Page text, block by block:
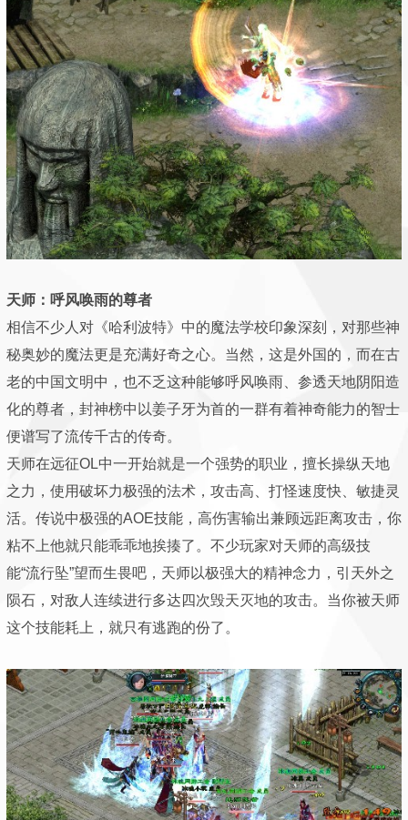
天师：呼风唤雨的尊者
相信不少人对《哈利波特》中的魔法学校印象深刻，对那些神
秘奥妙的魔法更是充满好奇之心。当然，这是外国的，而在古
老的中国文明中，也不乏这种能够呼风唤雨、参透天地阴阳造
化的尊者，封神榜中以姜子牙为首的一群有着神奇能力的智士
便谱写了流传千古的传奇。
天师在远征OL中一开始就是一个强势的职业，擅长操纵天地
之力，使用破坏力极强的法术，攻击高、打怪速度快、敏捷灵
活。传说中极强的AOE技能，高伤害输出兼顾远距离攻击，你
粘不上他就只能乖乖地挨揍了。不少玩家对天师的高级技
能“流行坠”望而生畏吧，天师以极强大的精神念力，引天外之
陨石，对敌人连续进行多达四次毁天灭地的攻击。当你被天师
这个技能耗上，就只有逃跑的份了。